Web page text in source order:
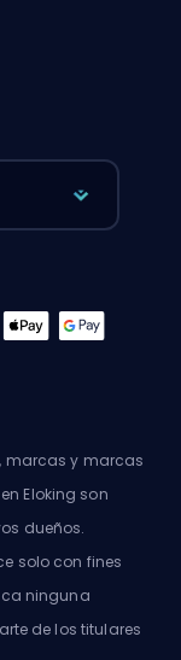
marcas y marcas
Eloking son
dueños.
solo con fines
ninguna
de los titulares